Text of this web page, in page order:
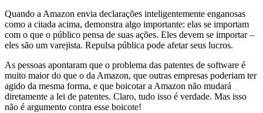
Quando a Amazon envia declarações inteligentemente enganosas
como a citada acima, demonstra algo importante: elas se importam
com o que o público pensa de suas ações. Eles devem se importar –
eles são um varejista. Repulsa pública pode afetar seus lucros.
As pessoas apontaram que o problema das patentes de software é
muito maior do que o da Amazon, que outras empresas poderiam ter
agido da mesma forma, e que boicotar a Amazon não mudará
diretamente a lei de patentes. Claro, tudo isso é verdade. Mas isso
não é argumento contra esse boicote!